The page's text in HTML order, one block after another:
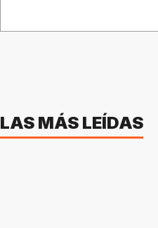
LAS MÁS LEÍDAS